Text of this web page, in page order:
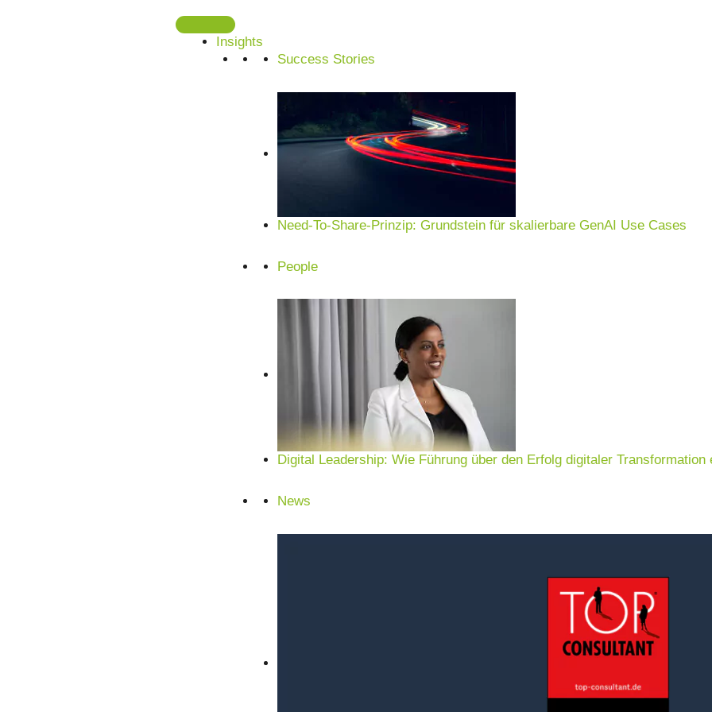
Insights
Success Stories
Need-To-Share-Prinzip: Grundstein für skalierbare GenAI Use Cases
People
Digital Leadership: Wie Führung über den Erfolg digitaler Transformation
News
Data Consulting